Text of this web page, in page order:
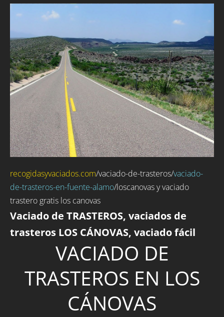
recogidasyvaciados.com/vaciado-de-trasteros/vaciado-
de-trasteros-en-fuente-alamo/loscanovas y vaciado
trastero gratis los canovas
Vaciado de TRASTEROS, vaciados de
trasteros LOS CÁNOVAS, vaciado fácil
VACIADO DE
TRASTEROS EN LOS
CÁNOVAS